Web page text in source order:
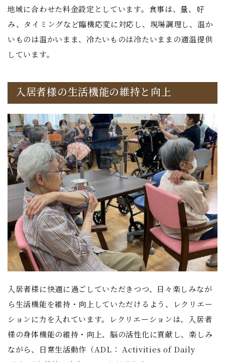
地域に合わせた料金設定としています。食事は、量、好
み、タイミングなど臨機応変に対応し、現場調理し、温か
いものは温かいまま、冷たいものは冷たいままの適温提供
しています。
入居者様の生活機能の維持と向上
入居者様に快適に過ごしていただきつつ、日々楽しみなが
ら生活機能を維持・向上していただけるよう、レクリエー
ションに力を入れています。レクリエーションは、入居者
様の身体機能の維持・向上、脳の活性化に貢献し、楽しみ
ながら、日常生活動作（ADL： Activities of Daily